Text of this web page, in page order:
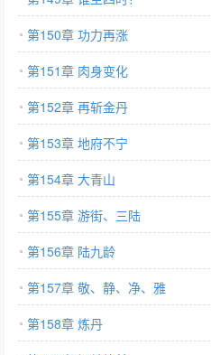
第150章 功力再涨
第151章 肉身变化
第152章 再斩金丹
第153章 地府不宁
第154章 大青山
第155章 游街、三陆
第156章 陆九龄
第157章 敬、静、净、雅
第158章 炼丹